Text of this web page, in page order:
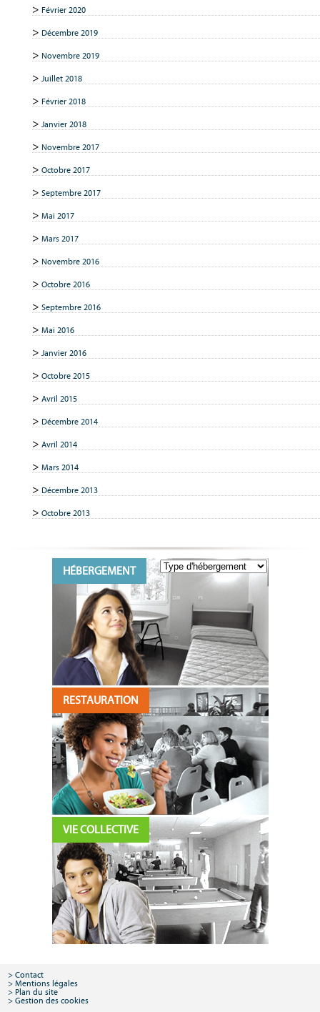
Février 2020
Décembre 2019
Novembre 2019
Juillet 2018
Février 2018
Janvier 2018
Novembre 2017
Octobre 2017
Septembre 2017
Mai 2017
Mars 2017
Novembre 2016
Octobre 2016
Septembre 2016
Mai 2016
Janvier 2016
Octobre 2015
Avril 2015
Décembre 2014
Avril 2014
Mars 2014
Décembre 2013
Octobre 2013
HÉBERGEMENT
RESTAURATION
VIE COLLECTIVE
Contact
Mentions légales
Plan du site
Gestion des cookies